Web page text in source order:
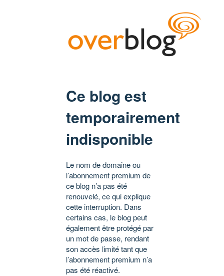
Ce blog est
temporairement
indisponible
Le nom de domaine ou
l’abonnement premium de
ce blog n’a pas été
renouvelé, ce qui explique
cette interruption. Dans
certains cas, le blog peut
également être protégé par
un mot de passe, rendant
son accès limité tant que
l’abonnement premium n’a
pas été réactivé.